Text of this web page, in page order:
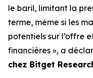
le baril, limitant la
terme, même si les
potentiels sur l’offre
financières », a
chez Bitget